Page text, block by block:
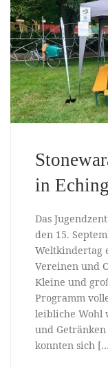
in Eching
Das
den 15.
Weltkindertag
Vereinen und
Kleine und
Programm
leibliche Wohl
und
konnten sich